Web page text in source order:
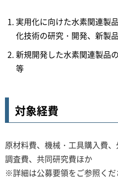
実用化に向けた水素関連製
化技術の研究・開発、新製
新規開発した水素関連製品
等
対象経費
原材料費、機械・工具購入費、
調査費、共同研究費ほか
※詳細は公募要領をご参照くだ